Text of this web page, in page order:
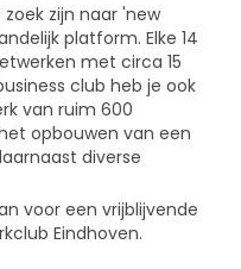
zijn naar 'new
platform. Elke 14
met circa 15
club heb je ook
van ruim 600
opbouwen van een
diverse
voor een vrijblijvende
Eindhoven.